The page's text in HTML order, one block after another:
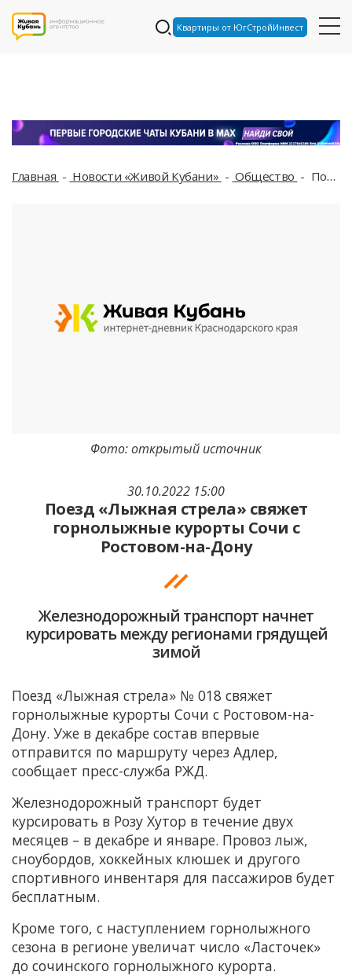
Квартиры от ЮгСтройИнвест
Главная Новости «Живой Кубани» Общество Поезд «Лыжная стрела» свяжет горнолыжные курорты Сочи с Ростовом-на-Дону
30.10.2022 15:00
Поезд «Лыжная стрела» свяжет
горнолыжные курорты Сочи с
Ростовом-на-Дону
Железнодорожный транспорт начнет
курсировать между регионами грядущей
зимой
Фото: открытый источник
Поезд «Лыжная стрела» № 018 свяжет
горнолыжные курорты Сочи с Ростовом-на-
Дону. Уже в декабре состав впервые
отправится по маршруту через Адлер,
сообщает пресс-служба РЖД.
Железнодорожный транспорт будет
курсировать в Розу Хутор в течение двух
месяцев – в декабре и январе. Провоз лыж,
сноубордов, хоккейных клюшек и другого
спортивного инвентаря для пассажиров будет
бесплатным.
Кроме того, с наступлением горнолыжного
сезона в регионе увеличат число «Ласточек»
до сочинского горнолыжного курорта.